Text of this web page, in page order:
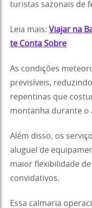
turistas sazonais de
Leia mais: Viajar na
te Conta Sobre
As condições
previsíveis,
repentinas que
montanha durante o
Além disso, os
aluguel de
maior flexibilidade
convidativos.
Essa calmaria